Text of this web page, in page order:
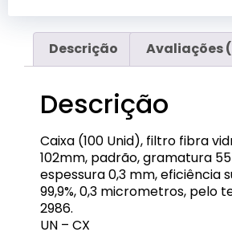
Descrição Avaliações
Descrição
Caixa (100 Unid), filtro fibra
102mm, padrão, gramatura
espessura 0,3 mm, eficiência
99,9%, 0,3 micrometros, pelo
2986.
UN – CX